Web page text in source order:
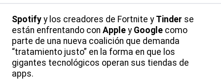
Spotify y los creadores de Fortnite y Tinder se
están enfrentando con Apple y Google como
parte de una nueva coalición que demanda
“tratamiento justo” en la forma en que los
gigantes tecnológicos operan sus tiendas de
apps.